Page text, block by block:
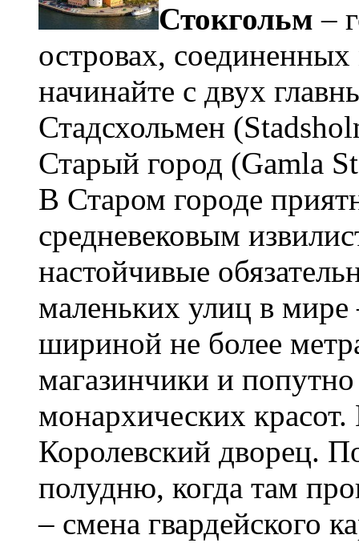
Стокгольм –
островах,
начинайте с двух
Стадсхольмен
Старый город (Gamla
В Старом городе
средневековым
настойчивые
маленьких улиц в
шириной не более
магазинчики и
монархических красот.
Королевский дворец.
полудню, когда там
– смена гвардейского